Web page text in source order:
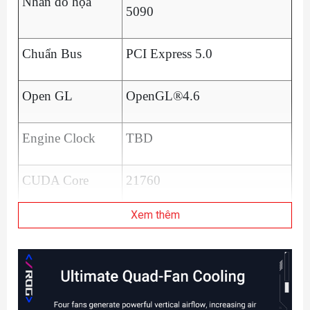
5090
Chuẩn Bus PCI Express 5.0
Open GL OpenGL®4.6
Engine Clock TBD
CUDA Core 21760
28 Gbps
Bộ nhớ
Độ phân giải 7680 x 4320
Xem thêm